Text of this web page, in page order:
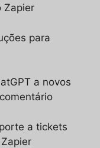
Zapier
para
a novos
a tickets